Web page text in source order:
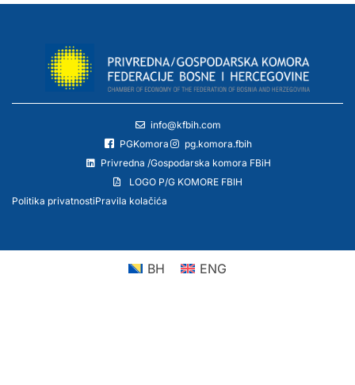
info@kfbih.com
PGKomora
pg.komora.fbih
Privredna /Gospodarska komora FBiH
LOGO P/G KOMORE FBIH
Politika privatnostiPravila kolačića
BH ENG